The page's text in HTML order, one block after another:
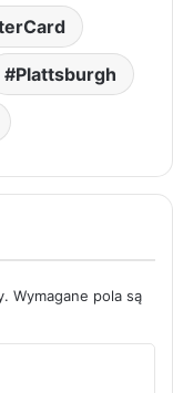
Plattsburgh
Wymagane pola są